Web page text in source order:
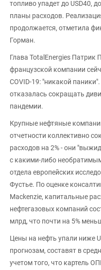
топливо упадет до USD40,
планы расходов.
продолжается, отметила
Горман.
Глава TotalEnergies Патрик
французской компании
COVID-19: "никакой
отказалась сокращать
пандемии.
Крупные нефтяные
отчетности коллективно
расходов на 2% - они
с какими-либо
отдела европейских
Фустье. По оценке
Mackenzie, капитальные
нефтегазовых компаний
млрд, что почти на 5%
Цены на нефть упали ниже
прогнозам, составят в
учетом того, что картель